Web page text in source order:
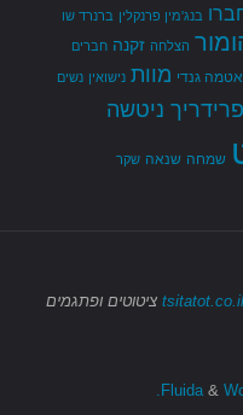
בנג'מין פרנקלין ברנרד שו
הצלחה זקנה חברים
גנדי מוות נישואין נשים
פרידריך ניטשה
שמחה שנאה שקר
tsitatot.co.il ציטוטים ופתגמים
&